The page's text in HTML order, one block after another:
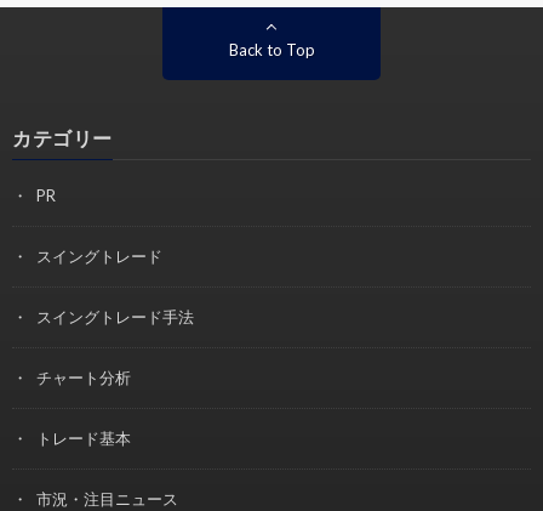
Back to Top
カテゴリー
PR
スイングトレード
スイングトレード手法
チャート分析
トレード基本
市況・注目ニュース